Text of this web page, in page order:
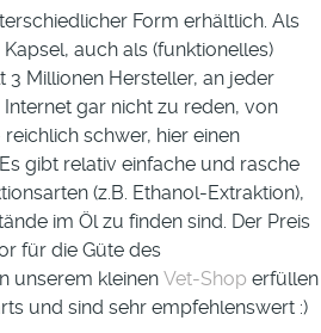
Form erhältlich. Als
auch als (funktionelles)
3 Millionen Hersteller, an jeder
gar nicht zu reden, von
schwer, hier einen
gibt relativ einfache und rasche
(z.B. Ethanol-Extraktion),
im Öl zu finden sind. Der Preis
für die Güte des
unserem kleinen Vet-Shop erfüllen
und sind sehr empfehlenswert :)